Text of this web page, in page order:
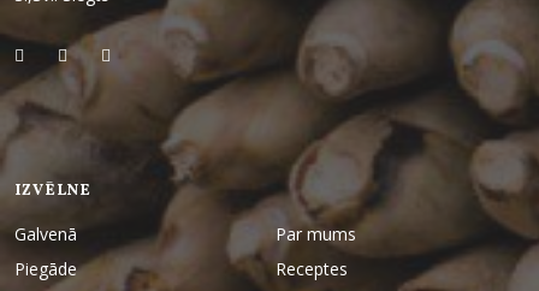
IZVĒLNE
Galvenā
Par mums
Piegāde
Receptes